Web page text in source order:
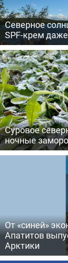
Северное
SPF-крем
Суровое
ночные
От «синей»
Апатитов
Арктики